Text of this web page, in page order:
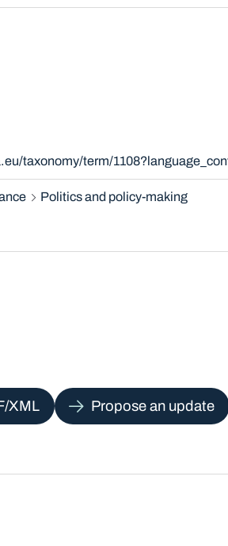
taxonomy/term/
Politics and policy-making
XML Propose an update